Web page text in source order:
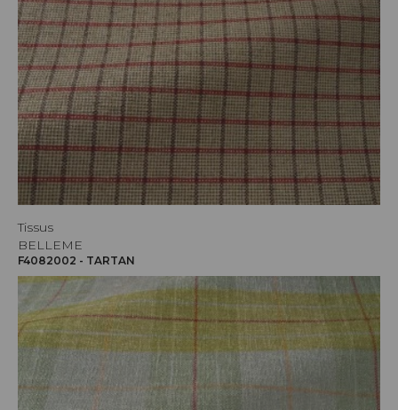
Tissus
BELLEME
F4082002 - TARTAN